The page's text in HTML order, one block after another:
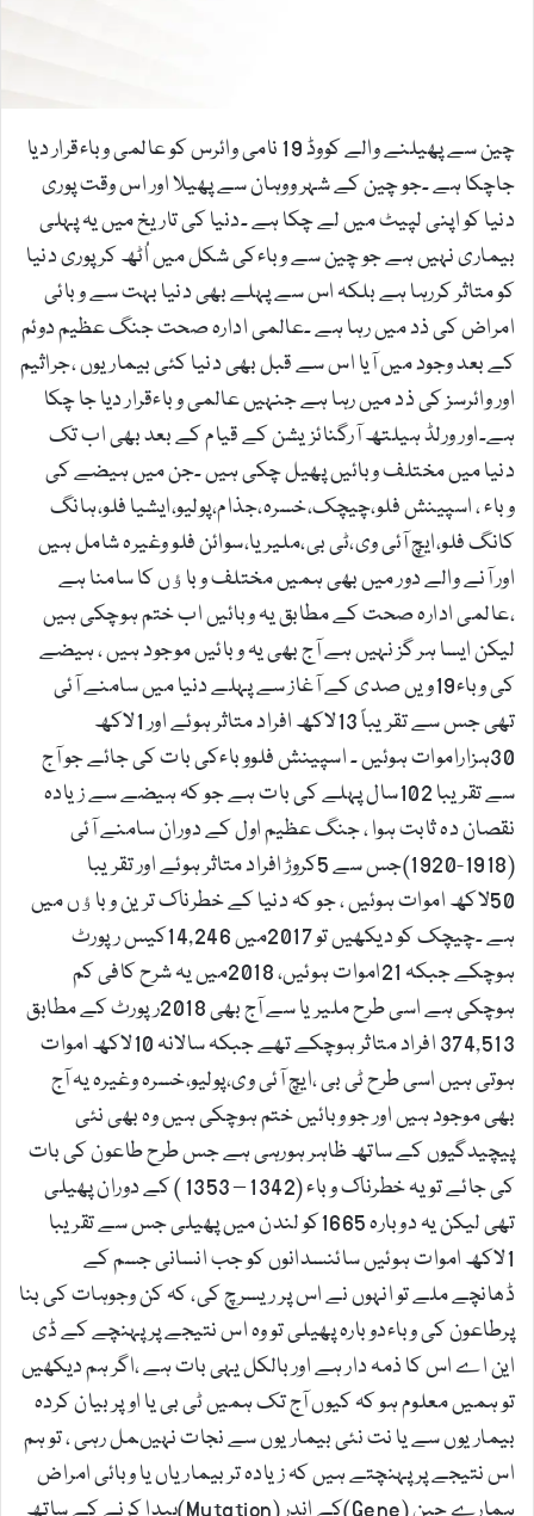
چین سے پھیلنے والے کووڈ 19 نامی وائرس کو عالمی وباءقرار دیا
جاچکا ہے ۔جو چین کے شہر ووہان سے پھیلا اور اس وقت پوری
دنیا کو اپنی لپیٹ میں لے چکا ہے ۔دنیا کی تاریخ میں یہ پہلی
بیماری نہیں ہے جو چین سے وباءکی شکل میں اُٹھ کر پوری دنیا
کو متاثر کررہا ہے بلکہ اس سے پہلے بھی دنیا بہت سے وبائی
امراض کی ذد میں رہا ہے ۔عالمی ادارہ صحت جنگ عظیم دوئم
کے بعد وجود میں آیا اس سے قبل بھی دنیا کئی بیماریوں ،جراثیم
اور وائرسز کی ذد میں رہا ہے جنہیں عالمی وباءقرار دیا جا چکا
ہے۔اور ورلڈ ہیلتھ آرگنائزیشن کے قیام کے بعد بھی اب تک
دنیا میں مختلف وبائیں پھیل چکی ہیں ۔جن میں ہیضے کی
وباء ، اسپینش فلو،چیچک،خسرہ،جذام،پولیو،ایشیا فلو،ہانگ
کانگ فلو،ایچ آئی وی،ٹی بی،ملیریا،سوائن فلو وغیرہ شامل ہیں
اور آنے والے دور میں بھی ہمیں مختلف وباﺅں کا سامنا ہے
،عالمی ادارہ صحت کے مطابق یہ وبائیں اب ختم ہوچکی ہیں
لیکن ایسا ہر گز نہیں ہے آج بھی یہ وبائیں موجود ہیں ، ہیضے
کی وباء19ویں صدی کے آغاز سے پہلے دنیا میں سامنے آئی
تھی جس سے تقریباً 13لاکھ افراد متاثر ہوئے اور 1لاکھ
30ہزاراموات ہوئیں ۔ اسپینش فلووباءکی بات کی جائے جو آج
سے تقریبا 102سال پہلے کی بات ہے جو کہ ہیضے سے زیادہ
نقصان دہ ثابت ہوا ، جنگ عظیم اول کے دوران سامنے آئی
(1918-1920)جس سے 5کروڑ افراد متاثر ہوئے اور تقریبا
50لاکھ اموات ہوئیں ، جو کہ دنیا کے خطرناک ترین وباﺅں میں
ہے ۔چیچک کو دیکھیں تو 2017میں 14,246کیس رپورٹ
ہوچکے جبکہ 21اموات ہوئیں، 2018میں یہ شرح کافی کم
ہوچکی ہے اسی طرح ملیریا سے آج بھی 2018رپورٹ کے مطابق
374,513 افراد متاثر ہوچکے تھے جبکہ سالانہ 10لاکھ اموات
ہوتی ہیں اسی طرح ٹی بی ،ایچ آئی وی،پولیو،خسرہ وغیرہ یہ آج
بھی موجود ہیں اور جو وبائیں ختم ہوچکی ہیں وہ بھی نئی
پیچیدگیوں کے ساتھ ظاہر ہورہی ہے جس طرح طاعون کی بات
کی جائے تویہ خطرناک وباء (1342 – 1353 ) کے دوران پھیلی
تھی لیکن یہ دوبارہ 1665کو لندن میں پھیلی جس سے تقریبا
1لاکھ اموات ہوئیں سائنسدانوں کو جب انسانی جسم کے
ڈھانچے ملے تو انہوں نے اس پر ریسرچ کی، کہ کن وجوہات کی بنا
پرطاعون کی وباءدوبارہ پھیلی تو وہ اس نتیجے پر پہنچے کے ڈی
این اے اس کا ذمہ دار ہے اور بالکل یہی بات ہے ،اگر ہم دیکھیں
تو ہمیں معلوم ہو کہ کیوں آج تک ہمیں ٹی بی یا اوپر بیان کردہ
بیماریوں سے یا نت نئی بیماریوں سے نجات نہیںمل رہی ، تو ہم
اس نتیجے پر پہنچتے ہیں کہ زیادہ تر بیماریاں یا وبائی امراض